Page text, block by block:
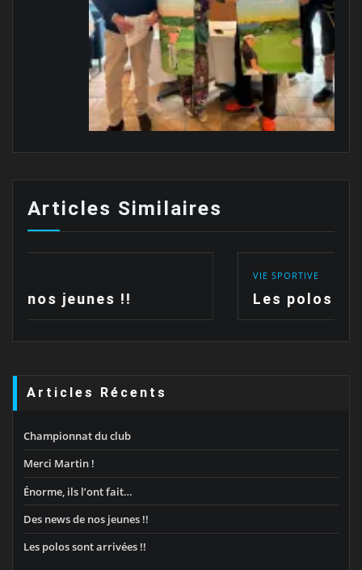
Articles Similaires
Les polos sont arrivées !!
Articles Récents
Championnat du club
Merci Martin !
Énorme, ils l’ont fait…
Des news de nos jeunes !!
Les polos sont arrivées !!